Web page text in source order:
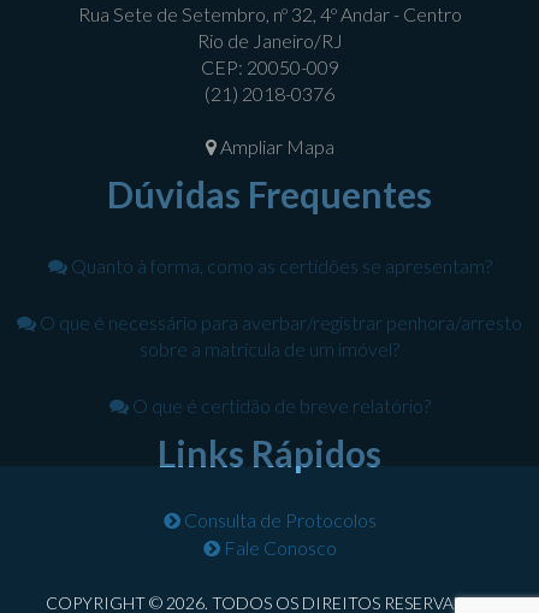
Rua Sete de Setembro, nº 32, 4º Andar - Centro
Rio de Janeiro/RJ
CEP: 20050-009
(21) 2018-0376
Ampliar Mapa
Dúvidas Frequentes
Quanto à forma, como as certidões se apresentam?
O que é necessário para averbar/registrar penhora/arresto
sobre a matrícula de um imóvel?
O que é certidão de breve relatório?
Links Rápidos
Consulta de Protocolos
Fale Conosco
COPYRIGHT © 2026. TODOS OS DIREITOS RESERVADOS.